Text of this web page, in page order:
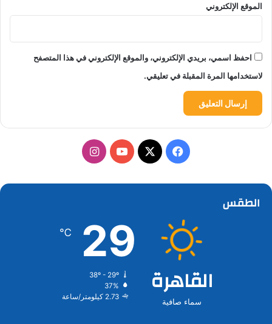
الموقع الإلكتروني
احفظ اسمي، بريدي الإلكتروني، والموقع الإلكتروني في هذا المتصفح
لاستخدامها المرة المقبلة في تعليقي.
فيسبوك
‫X
‫YouTubeانستقرام
الطقس
القاهرة
سماء صافية
29
℃
38º - 29º
37%
2.73 كيلومتر/ساعة